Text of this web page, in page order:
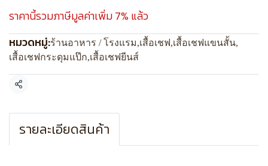
ราคานี้รวมภาษีมูลค่าเพิ่ม 7% แล้ว
หมวดหมู่:ร้านอาหาร / โรงแรม,เสื้อเชฟ,เสื้อเชฟแขนสั้น,
เสื้อเชฟกระดุมแป๊ก,เสื้อเชฟยีนส์
แชร์
รายละเอียดสินค้า